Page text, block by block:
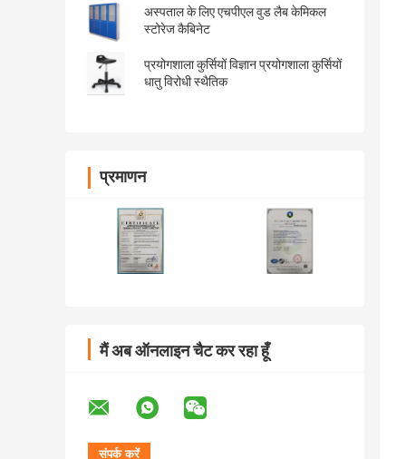
अस्पताल के लिए एचपीएल वुड लैब केमिकल
स्टोरेज कैबिनेट
प्रयोगशाला कुर्सियों विज्ञान प्रयोगशाला कुर्सियों
धातु विरोधी स्थैतिक
प्रमाणन
मैं अब ऑनलाइन चैट कर रहा हूँ